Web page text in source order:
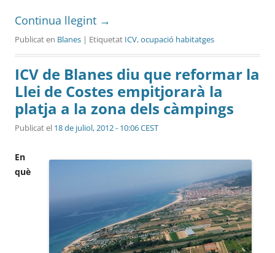
Continua llegint →
Publicat en Blanes | Etiquetat ICV,ocupació habitatges
ICV de Blanes diu que reformar la
Llei de Costes empitjorarà la
platja a la zona dels càmpings
Publicat el 18 de juliol, 2012 - 10:06 CEST
En
què